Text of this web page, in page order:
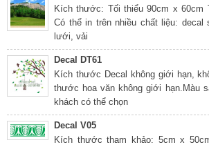
Kích thước: Tối thiểu 90cm x 60cm
Có thể in trên nhiều chất liệu: decal
lưới, vải
Decal DT61
Kích thước Decal không giới hạn,
thước hoa văn không giới hạn.Màu
khách có thể chọn
Decal V05
Kích thước tham khảo: 5cm x